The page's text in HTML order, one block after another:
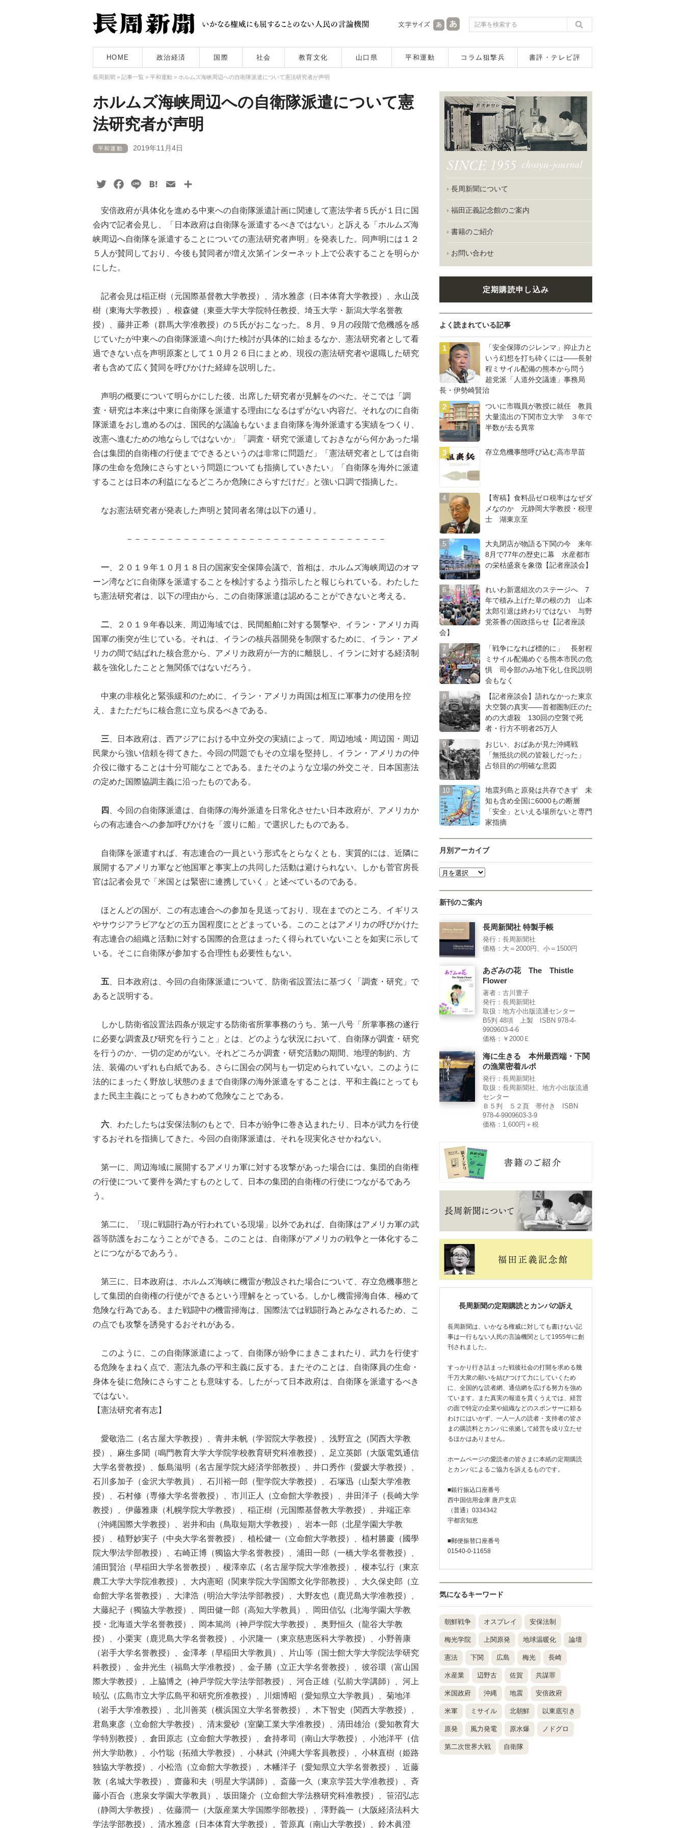
HOME 政治経済 国際 社会 教育文化 山口県 平和運動 コラム狙撃兵 書評・テレビ評
長周新聞 > 記事一覧 > 平和運動 > ホルムズ海峡周辺への自衛隊派遣について憲法研究者が声明
ホルムズ海峡周辺への自衛隊派遣について憲
法研究者が声明
平和運動 2019年11月4日
TwitterFacebook
Line HatenaEmail
安倍政府が具体化を進める中東への自衛隊派遣計画に関連して憲法学者５氏が１日に国
会内で記者会見し、「日本政府は自衛隊を派遣するべきではない」と訴える「ホルムズ海
峡周辺へ自衛隊を派遣することについての憲法研究者声明」を発表した。同声明には１２
５人が賛同しており、今後も賛同者が増え次第インターネット上で公表することを明らか
にした。
記者会見は稲正樹（元国際基督教大学教授）、清水雅彦（日本体育大学教授）、永山茂
樹（東海大学教授）、根森健（東亜大学大学院特任教授、埼玉大学・新潟大学名誉教
授）、藤井正希（群馬大学准教授）の５氏がおこなった。８月、９月の段階で危機感を感
じていたが中東への自衛隊派遣へ向けた検討が具体的に始まるなか、憲法研究者として看
過できない点を声明原案として１０月２６日にまとめ、現役の憲法研究者や退職した研究
者も含めて広く賛同を呼びかけた経緯を説明した。
声明の概要について明らかにした後、出席した研究者が見解をのべた。そこでは「調
査・研究は本来は中東に自衛隊を派遣する理由になるはずがない内容だ。それなのに自衛
隊派遣をおし進めるのは、国民的な議論もないまま自衛隊を海外派遣する実績をつくり、
改憲へ進むための地ならしではないか」「調査・研究で派遣しておきながら何かあった場
合は集団的自衛権の行使までできるというのは非常に問題だ」「憲法研究者としては自衛
隊の生命を危険にさらすという問題についても指摘していきたい」「自衛隊を海外に派遣
することは日本の利益になるどころか危険にさらすだけだ」と強い口調で指摘した。
なお憲法研究者が発表した声明と賛同者名簿は以下の通り。
－－－－－－－－－－－－－－－－－－－－－－－－－－－－－－－－
一 、２０１９年１０月１８日の国家安全保障会議で、首相は、ホルムズ海峡周辺のオマ
ーン湾などに自衛隊を派遣することを検討するよう指示したと報じられている。わたした
ち憲法研究者は、以下の理由から、この自衛隊派遣は認めることができないと考える。
二 、２０１９年春以来、周辺海域では、民間船舶に対する襲撃や、イラン・アメリカ両
国軍の衝突が生じている。それは、イランの核兵器開発を制限するために、イラン・アメ
リカの間で結ばれた核合意から、アメリカ政府が一方的に離脱し、イランに対する経済制
裁を強化したことと無関係ではないだろう。
中東の非核化と緊張緩和のために、イラン・アメリカ両国は相互に軍事力の使用を控
え、またただちに核合意に立ち戻るべきである。
三 、日本政府は、西アジアにおける中立外交の実績によって、周辺地域・周辺国・周辺
民衆から強い信頼を得てきた。今回の問題でもその立場を堅持し、イラン・アメリカの仲
介役に徹することは十分可能なことである。またそのような立場の外交こそ、日本国憲法
の定めた国際協調主義に沿ったものである。
四 、今回の自衛隊派遣は、自衛隊の海外派遣を日常化させたい日本政府が、アメリカか
らの有志連合への参加呼びかけを「渡りに船」で選択したものである。
自衛隊を派遣すれば、有志連合の一員という形式をとらなくとも、実質的には、近隣に
展開するアメリカ軍など他国軍と事実上の共同した活動は避けられない。しかも菅官房長
官は記者会見で「米国とは緊密に連携していく」と述べているのである。
ほとんどの国が、この有志連合への参加を見送っており、現在までのところ、イギリス
やサウジアラビアなどの五カ国程度にとどまっている。このことはアメリカの呼びかけた
有志連合の組織と活動に対する国際的合意はまったく得られていないことを如実に示して
いる。そこに自衛隊が参加する合理性も必要性もない。
五 、日本政府は、今回の自衛隊派遣について、防衛省設置法に基づく「調査・研究」で
あると説明する。
しかし防衛省設置法四条が規定する防衛省所掌事務のうち、第一八号「所掌事務の遂行
に必要な調査及び研究を行うこと」とは、どのような状況において、自衛隊が調査・研究
を行うのか、一切の定めがない。それどころか調査・研究活動の期間、地理的制約、方
法、装備のいずれも白紙である。さらに国会の関与も一切定められていない。このように
法的にまったく野放し状態のままで自衛隊の海外派遣をすることは、平和主義にとっても
また民主主義にとってもきわめて危険なことである。
六 、わたしたちは安保法制のもとで、日本が紛争に巻き込まれたり、日本が武力を行使
するおそれを指摘してきた。今回の自衛隊派遣は、それを現実化させかねない。
第一に、周辺海域に展開するアメリカ軍に対する攻撃があった場合には、集団的自衛権
の行使について要件を満たすものとして、日本の集団的自衛権の行使につながるであろ
う。
第二に、「現に戦闘行為が行われている現場」以外であれば、自衛隊はアメリカ軍の武
器等防護をおこなうことができる。このことは、自衛隊がアメリカの戦争と一体化するこ
とにつながるであろう。
第三に、日本政府は、ホルムズ海峡に機雷が敷設された場合について、存立危機事態と
して集団的自衛権の行使ができるという理解をとっている。しかし機雷掃海自体、極めて
危険な行為である。また戦闘中の機雷掃海は、国際法では戦闘行為とみなされるため、こ
の点でも攻撃を誘発するおそれがある。
このように、この自衛隊派遣によって、自衛隊が紛争にまきこまれたり、武力を行使す
る危険をまねく点で、憲法九条の平和主義に反する。またそのことは、自衛隊員の生命・
身体を徒に危険にさらすことも意味する。したがって日本政府は、自衛隊を派遣するべき
ではない。
【憲法研究者有志】
愛敬浩二（名古屋大学教授）、青井未帆（学習院大学教授）、浅野宜之（関西大学教
授）、麻生多聞（鳴門教育大学大学院学校教育研究科准教授）、足立英郞（大阪電気通信
大学名誉教授）、飯島滋明（名古屋学院大経済学部教授）、井口秀作（愛媛大学教授）、
石川多加子（金沢大学教員）、石川裕一郎（聖学院大学教授）、石塚迅（山梨大学准教
授）、石村修（専修大学名誉教授）、市川正人（立命館大学教授）、井田洋子（長崎大学
教授）、伊藤雅康（札幌学院大学教授）、稲正樹（元国際基督教大学教授）、井端正幸
（沖縄国際大学教授）、岩井和由（鳥取短期大学教授）、岩本一郎（北星学園大学教
授）、植野妙実子（中央大学名誉教授）、植松健一（立命館大学教授）、植村勝慶（國學
院大學法学部教授）、右崎正博（獨協大学名誉教授）、浦田一郎（一橋大学名誉教授）、
浦田賢治（早稲田大学名誉教授）、榎澤幸広（名古屋学院大学准教授）、榎本弘行（東京
農工大学大学院准教授）、大内憲昭（関東学院大学国際文化学部教授）、大久保史郎（立
命館大学名誉教授）、大津浩（明治大学法学部教授）、大野友也（鹿児島大学准教授）、
大藤紀子（獨協大学教授）、岡田健一郎（高知大学教員）、岡田信弘（北海学園大学教
授・北海道大学名誉教授）、岡本篤尚（神戸学院大学教授）、奥野恒久（龍谷大学教
授）、小栗実（鹿児島大学名誉教授）、小沢隆一（東京慈恵医科大学教授）、小野善康
（岩手大学名誉教授）、金澤孝（早稲田大学教員）、片山等（国士館大学大学院法学研究
科教授）、金井光生（福島大学准教授）、金子勝（立正大学名誉教授）、彼谷環（富山国
際大学教授）、上脇博之（神戸学院大学法学部教授）、河合正雄（弘前大学講師）、河上
暁弘（広島市立大学広島平和研究所准教授）、川畑博昭（愛知県立大学教員）、菊地洋
（岩手大学准教授）、北川善英（横浜国立大学名誉教授）、木下智史（関西大学教授）、
君島東彦（立命館大学教授）、清末愛砂（室蘭工業大学准教授）、清田雄治（愛知教育大
学特別教授）、倉田原志（立命館大学教授）、倉持孝司（南山大学教授）、小池洋平（信
州大学助教）、小竹聡（拓殖大学教授）、小林武（沖縄大学客員教授）、小林直樹（姫路
独協大学教授）、小松浩（立命館大学教授）、木幡洋子（愛知県立大学名誉教授）、近藤
敦（名城大学教授）、齋藤和夫（明星大学講師）、斎藤一久（東京学芸大学准教授）、斉
藤小百合（恵泉女学園大学教員）、坂田隆介（立命館大学法務研究科准教授）、笹沼弘志
（静岡大学教授）、佐藤潤一（大阪産業大学国際学部教授）、澤野義一（大阪経済法科大
学法学部教授）、清水雅彦（日本体育大学教授）、菅原真（南山大学教授）、鈴木眞澄
長周新聞について
福田正義記念館のご案内
書籍のご紹介
お問い合わせ
定期購読申し込み
よく読まれている記事
「安全保障のジレンマ」抑止力と
いう幻想を打ち砕くには――長射
程ミサイル配備の熊本から問う
超党派「人道外交議連」事務局
長・伊勢崎賢治
ついに市職員が教授に就任 教員
大量流出の下関市立大学 ３年で
半数が去る異常
存立危機事態呼び込む高市早苗
【寄稿】食料品ゼロ税率はなぜダ
メなのか 元静岡大学教授・税理
士 湖東京至
大丸閉店が物語る下関の今 来年
8月で77年の歴史に幕 水産都市
の栄枯盛衰を象徴【記者座談会】
れいわ新選組次のステージへ 7
年で積み上げた草の根の力 山本
太郎引退は終わりではない 与野
党茶番の国政揺らせ【記者座談
会】
「戦争になれば標的に」 長射程
ミサイル配備めぐる熊本市民の危
惧 司令部のみ地下化し住民説明
会もなく
【記者座談会】語れなかった東京
大空襲の真実――首都圏制圧のた
めの大虐殺 130回の空襲で死
者・行方不明者25万人
おじい、おばあが見た沖縄戦
「無抵抗の民の皆殺しだった」
占領目的の明確な意図
地震列島と原発は共存できず 未
知も含め全国に6000もの断層
「安全」といえる場所ないと専門
家指摘
月別アーカイブ
新刊のご案内
長周新聞社 特製手帳
発行：長周新聞社
価格：大＝2000円、小＝1500円
あざみの花 The Thistle
Flower
著者：古川豊子
発行：長周新聞社
取扱：地方小出版流通センター
B5判 48項 上製 ISBN 978-4-
9909603-4-6
価格：￥2000Ｅ
海に生きる 本州最西端・下関
の漁業密着ルポ
発行：長周新聞社
取扱：長周新聞社、地方小出版流通
センター
Ｂ５判 ５２頁 帯付き ISBN
978-4-9909603-3-9
価格：1,600円＋税
長周新聞の定期購読とカンパの訴え
長周新聞は、いかなる権威に対しても書けない記
事は一行もない人民の言論機関として1955年に創
刊されました。
すっかり行き詰まった戦後社会の打開を求める幾
千万大衆の願いを結びつけて力にしていくため
に、全国的な読者網、通信網を広げる努力を強め
ています。また真実の報道を貫くうえでは、経営
の面で特定の企業や組織などのスポンサーに頼る
わけにはいかず、一人一人の読者・支持者の皆さ
まの購読料とカンパに依拠して経営を成り立たせ
るほかはありません。
ホームページの愛読者の皆さまに本紙の定期購読
とカンパによるご協力を訴えるものです。
■銀行振込口座番号
西中国信用金庫 唐戸支店
（普通）0334342
宇都宮知恵
■郵便振替口座番号
01540-0-11658
気になるキーワード
朝鮮戦争 オスプレイ 安保法制
梅光学院 上関原発 地球温暖化 論壇
憲法 下関 広島 梅光 長崎
水産業 辺野古 佐賀 共謀罪
米国政府 沖縄 地震 安倍政府
米軍 ミサイル 北朝鮮 以東底引き
原発 風力発電 原水爆 ノドグロ
第二次世界大戦 自衛隊